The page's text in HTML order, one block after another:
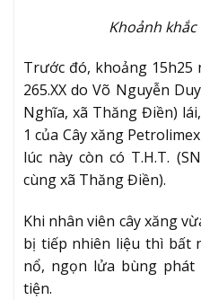
Khoảnh
Trước đó, khoảng 15h25
265.XX do Võ Nguyễn
Nghĩa, xã Thăng Điền)
1 của Cây xăng
lúc này còn có T.H.T.
cùng xã Thăng Điền).
Khi nhân viên cây xăng
bị tiếp nhiên liệu thì bất
nổ, ngọn lửa bùng
tiện.